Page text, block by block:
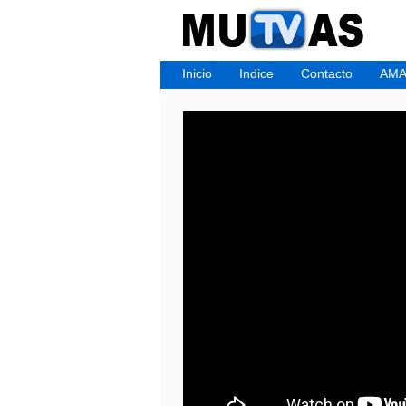
Inicio Indice Contacto